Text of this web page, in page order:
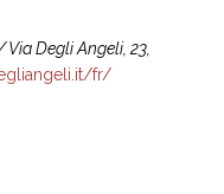
Via Degli Angeli, 23,
fr/